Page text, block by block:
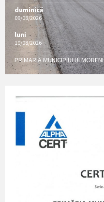
duminică
09/08/2026
luni
10/08/2026
PRIMARIA MUNICIPIULUI MORENI